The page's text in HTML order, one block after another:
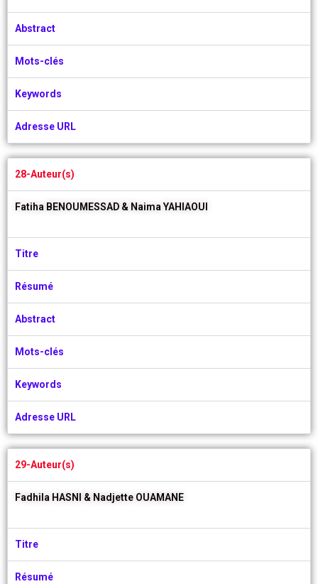
Abstract
Mots-clés
Keywords
Adresse URL
28-Auteur(s)
Fatiha BENOUMESSAD & Naima YAHIAOUI
Titre
Résumé
Abstract
Mots-clés
Keywords
Adresse URL
29-Auteur(s)
Fadhila HASNI & Nadjette OUAMANE
Titre
Résumé